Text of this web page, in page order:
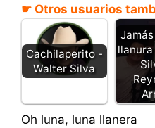
☛ Otros usuarios
Cachilaperito -
Walter Silva
Oh luna, luna llanera